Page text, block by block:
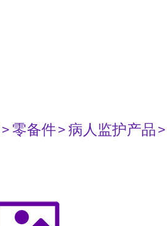
> 零备件> 病人监护产品